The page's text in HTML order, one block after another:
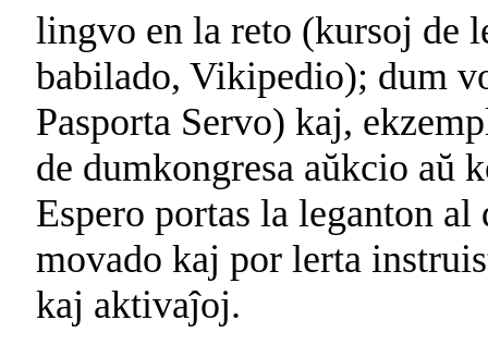
lingvo en la reto (kursoj de
babilado, Vikipedio); dum
Pasporta Servo) kaj,
de dumkongresa aŭkcio aŭ
Espero portas la leganton
movado kaj por lerta
kaj aktivaĵoj.